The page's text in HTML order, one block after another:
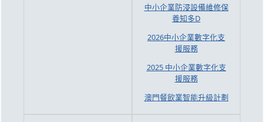
中小企業防浸設備維修保
養知多D
2026中小企業數字化支
援服務
2025 中小企業數字化支
援服務
澳門餐飲業智能升級計劃